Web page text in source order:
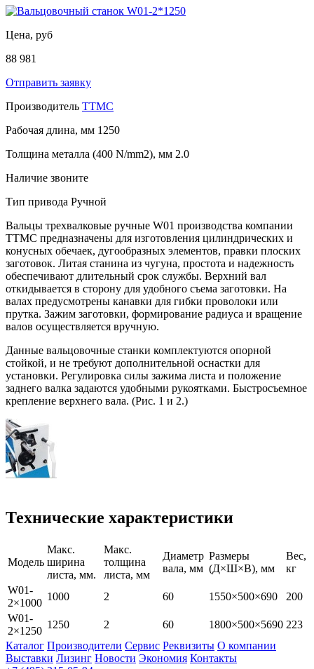
Цена, руб
88 981
Отправить заявку
Производитель TTMC
Рабочая длина, мм 1250
Толщина металла (400 N/mm2), мм 2.0
Наличие звоните
Тип привода Ручной
Вальцы трехвалковые ручные W01 производства компании
TTMC предназначены для изготовления цилиндрических и
конусных обечаек, дугообразных элементов, правки плоских
заготовок. Литая станина из чугуна, простота и надежность
обеспечивают длительный срок службы. Верхний вал
откидывается в сторону для удобного съема заготовки. На
валах предусмотрены канавки для гибки проволоки или
прутка. Зажим заготовки, формирование радиуса и вращение
валов осуществляется вручную.
Данные вальцовочные станки комплектуются опорной
стойкой, и не требуют дополнительной оснастки для
установки. Регулировка силы зажима листа и положение
заднего валка задаются удобными рукоятками. Быстросъемное
крепление верхнего вала. (Рис. 1 и 2.)
Технические характеристики
Модель
Макс.
ширина
листа, мм.
Макс.
толщина
листа, мм
Диаметр
вала, мм
Размеры
(Д×Ш×В), мм
Вес,
кг
W01-
2×1000
1000 2 60 1550×500×690
200
W01-
2×1250
1250 2 60 1800×500×5690 223
Каталог Производители Сервис Реквизиты О компании
Выставки Лизинг Новости Экономия Контакты